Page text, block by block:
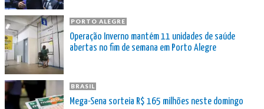
PORTO ALEGRE
Operação Inverno mantém 11 unidades de saúde
abertas no fim de semana em Porto Alegre
BRASIL
Mega-Sena sorteia R$ 165 milhões neste domingo